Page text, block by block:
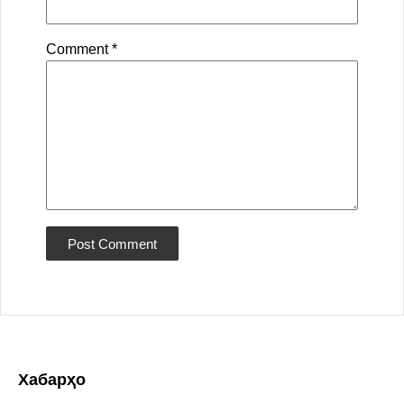
Comment*
Хабарҳо